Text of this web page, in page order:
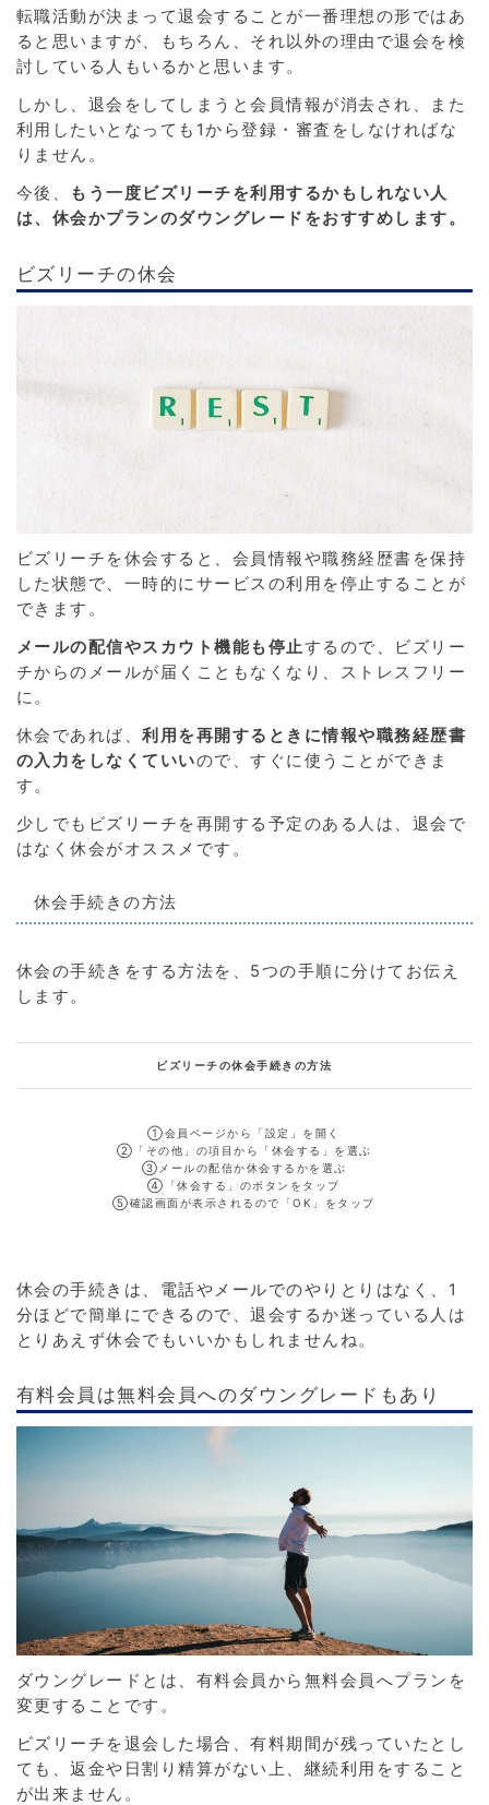
転職活動が決まって退会することが一番理想の形ではあ
ると思いますが、もちろん、それ以外の理由で退会を検
討している人もいるかと思います。
しかし、退会をしてしまうと会員情報が消去され、また
利用したいとなっても1から登録・審査をしなければな
りません。
今後、 もう一度ビズリーチを利用するかもしれない人
は、休会かプランのダウングレードをおすすめします。
ビズリーチの休会
ビズリーチを休会すると、 会員情報や職務経歴書を保持
した状態で、一時的にサービスの利用を停止することが
できます。
メールの配信やスカウト機能も停止するので、ビズリー
チからのメールが届くこともなくなり、ストレスフリー
に。
休会であれば、利用を再開するときに情報や職務経歴書
の入力をしなくていいので、すぐに使うことができま
す。
少しでもビズリーチを再開する予定のある人は、退会で
はなく休会がオススメです。
休会手続きの方法
休会の手続きをする方法を、5つの手順に分けてお伝え
します。
ビズリーチの休会手続きの方法
①会員ページから「設定」を開く
②「その他」の項目から「休会する」を選ぶ
③ メールの配信か休会するかを選ぶ
④「休会する」のボタンをタップ
⑤確認画面が表示されるので「OK」をタップ
休会の手続きは、電話やメールでのやりとりはなく、1
分ほどで簡単にできるので、退会するか迷っている人は
とりあえず休会でもいいかもしれませんね。
有料会員は無料会員へのダウングレードもあり
ダウングレードとは、 有料会員から無料会員へプランを
変更すること です。
ビズリーチを退会した場合、有料期間が残っていたとし
ても、返金や日割り精算がない上、継続利用をすること
が出来ません。